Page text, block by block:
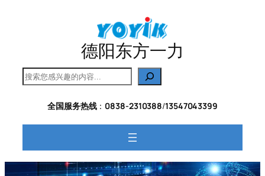
德阳东方一力
搜
索
全国服务热线： 0838-2310388/13547043399